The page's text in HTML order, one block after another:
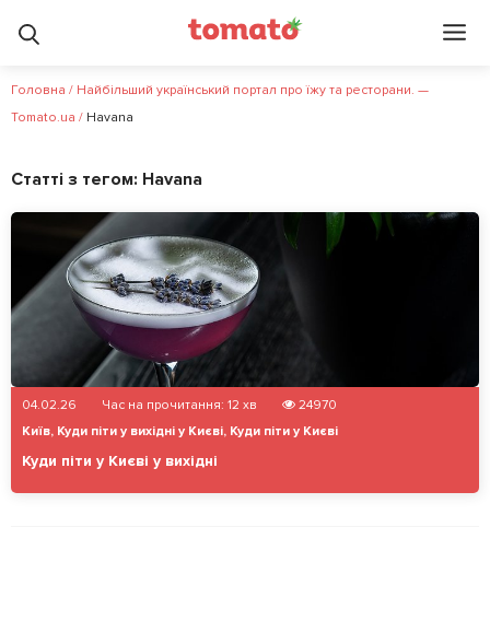
Головна / Найбільший український портал про їжу та ресторани. —
Tomato.ua / Havana
Статті з тегом: Havana
04.02.26 Час на прочитання: 12 хв
24970
Київ, Куди піти у вихідні у Києві, Куди піти у Києві
Куди піти у Києві у вихідні